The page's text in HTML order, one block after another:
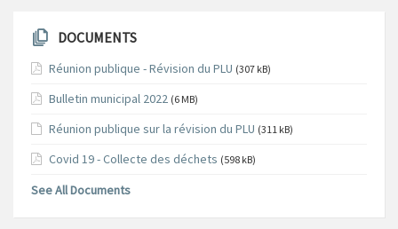
DOCUMENTS
Réunion publique - Révision du PLU (307 kB)
Bulletin municipal 2022 (6 MB)
Réunion publique sur la révision du PLU (311 kB)
Covid 19 - Collecte des déchets (598 kB)
See All Documents